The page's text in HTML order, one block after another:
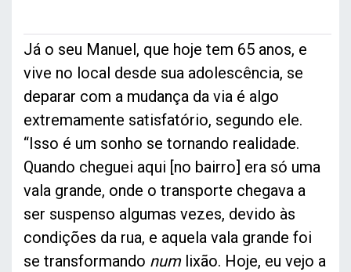
Já o seu Manuel, que hoje tem 65 anos, e
vive no local desde sua adolescência, se
deparar com a mudança da via é algo
extremamente satisfatório, segundo ele.
“Isso é um sonho se tornando realidade.
Quando cheguei aqui [no bairro] era só uma
vala grande, onde o transporte chegava a
ser suspenso algumas vezes, devido às
condições da rua, e aquela vala grande foi
se transformando num lixão. Hoje, eu vejo a